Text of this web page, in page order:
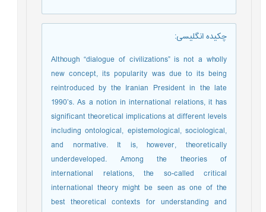
چکیده انگلیسی:
Although “dialogue of civilizations” is not a wholly
new concept, its popularity was due to its being
reintroduced by the Iranian President in the late
1990’s. As a notion in international relations, it has
significant theoretical implications at different levels
including ontological, epistemological, sociological,
and normative. It is, however, theoretically
underdeveloped. Among the theories of
international relations, the so-called critical
international theory might be seen as one of the
best theoretical contexts for understanding and